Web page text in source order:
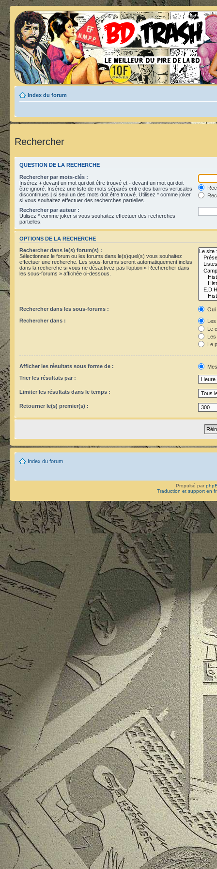
Index du forum
Rechercher
QUESTION DE LA RECHERCHE
Rechercher par mots-clés :
Insérez + devant un mot qui doit être trouvé et - devant un mot qui doit
être ignoré. Insérez une liste de mots séparés entre des barres verticales
discontinues | si seul un des mots doit être trouvé. Utilisez * comme joker
si vous souhaitez effectuer des recherches partielles.
Rechercher par auteur :
Utilisez * comme joker si vous souhaitez effectuer des recherches
partielles.
OPTIONS DE LA RECHERCHE
Rechercher dans le(s) forum(s) :
Sélectionnez le forum ou les forums dans le(s)quel(s) vous souhaitez
effectuer une recherche. Les sous-forums seront automatiquement inclus
dans la recherche si vous ne désactivez pas l’option « Rechercher dans
les sous-forums » affichée ci-dessous.
Rechercher dans les sous-forums :
Oui
Rechercher dans :
Le
Le
Afficher les résultats sous forme de :
Trier les résultats par :
Limiter les résultats dans le temps :
Retourner le(s) premier(s) :
Index du forum
Propulsé par
Traduction et support en